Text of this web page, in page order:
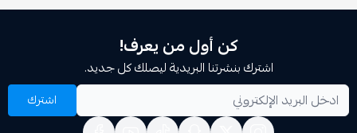
كن أول من يعرف!
اشترك بنشرتنا البريدية ليصلك كل جديد.